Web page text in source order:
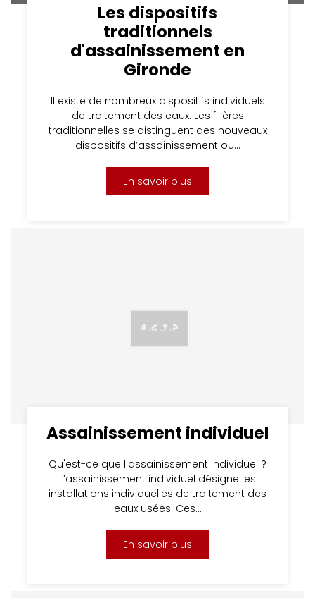
Les dispositifs
traditionnels
d'assainissement en
Gironde
Il existe de nombreux dispositifs individuels
de traitement des eaux. Les filières
traditionnelles se distinguent des nouveaux
dispositifs d’assainissement ou…
En savoir plus
Assainissement individuel
Qu'est-ce que l'assainissement individuel ?
L’assainissement individuel désigne les
installations individuelles de traitement des
eaux usées. Ces…
En savoir plus